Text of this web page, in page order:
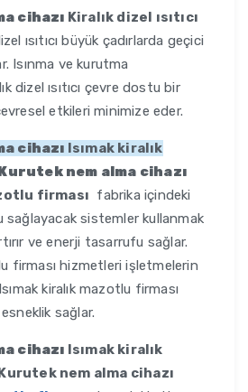
cihazı Kiralık dizel ısıtıcı
ısıtıcı büyük çadırlarda geçici
Isınma ve kurutma
dizel ısıtıcı çevre dostu bir
etkileri minimize eder.
cihazı Isımak kiralık
nem alma cihazı
firması fabrika içindeki
sağlayacak sistemler kullanmak
ve enerji tasarrufu sağlar.
firması hizmetleri işletmelerin
kiralık mazotlu firması
sağlar.
cihazı Isımak kiralık
nem alma cihazı